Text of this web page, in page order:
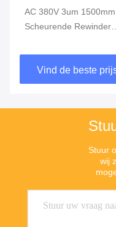
AC 380V 3um 1500mm
Scheurende Rewinder
die Machine scheuren
Vind de beste
Stuur
wij